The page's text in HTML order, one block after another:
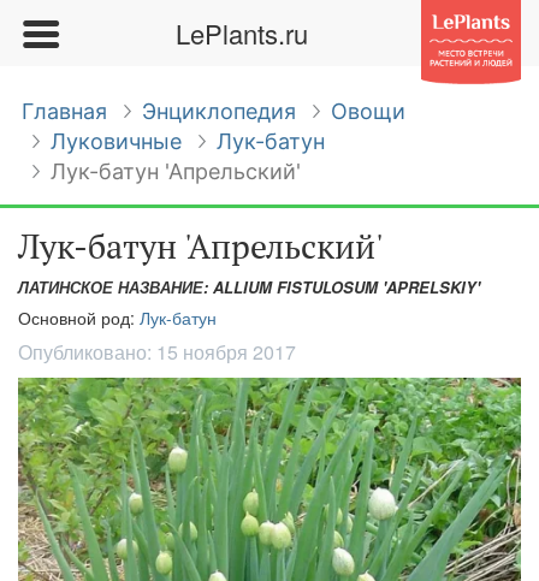
LePlants.ru
Главная Энциклопедия
Овощи
Луковичные
Лук-батун
Лук-батун 'Апрельский'
Лук-батун 'Апрельский'
ЛАТИНСКОЕ НАЗВАНИЕ: ALLIUM FISTULOSUM 'APRELSKIY'
Основной род: Лук-батун
Опубликовано: 15 ноября 2017